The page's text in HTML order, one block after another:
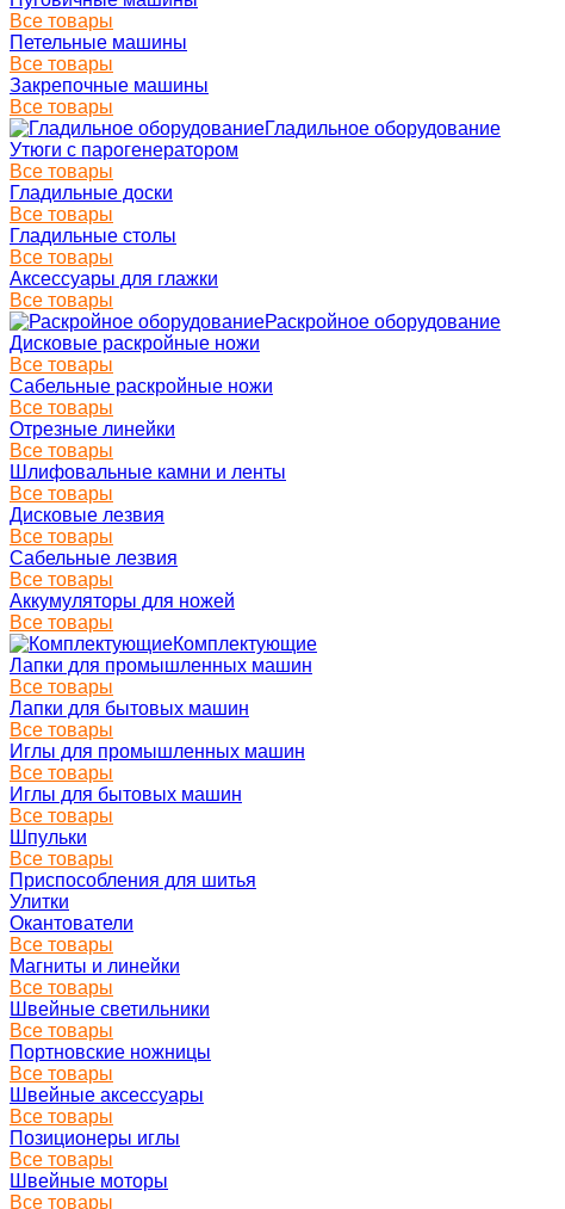
Все товары
Петельные машины
Все товары
Закрепочные машины
Все товары
Гладильное оборудование
Утюги с парогенератором
Все товары
Гладильные доски
Все товары
Гладильные столы
Все товары
Аксессуары для глажки
Все товары
Раскройное оборудование
Дисковые раскройные ножи
Все товары
Сабельные раскройные ножи
Все товары
Отрезные линейки
Все товары
Шлифовальные камни и ленты
Все товары
Дисковые лезвия
Все товары
Сабельные лезвия
Все товары
Аккумуляторы для ножей
Все товары
Комплектующие
Лапки для промышленных машин
Все товары
Лапки для бытовых машин
Все товары
Иглы для промышленных машин
Все товары
Иглы для бытовых машин
Все товары
Шпульки
Все товары
Приспособления для шитья
Улитки
Окантователи
Все товары
Магниты и линейки
Все товары
Швейные светильники
Все товары
Портновские ножницы
Все товары
Швейные аксессуары
Все товары
Позиционеры иглы
Все товары
Швейные моторы
Все товары